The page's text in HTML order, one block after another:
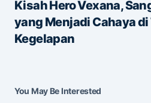
Save my name and e-mail
next time I comment.
Kisah Hero Vexana,
yang Menjadi Cahaya di
Kegelapan
You May Be Interested